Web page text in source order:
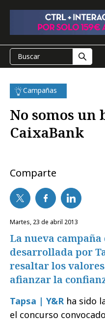
Campañas
No somos un
CaixaBank
Comparte
martes, 23 de abril 2013
La nueva
desarrollada por
resaltar los
afianzar la
Tapsa | Y&R ha sido
el concurso